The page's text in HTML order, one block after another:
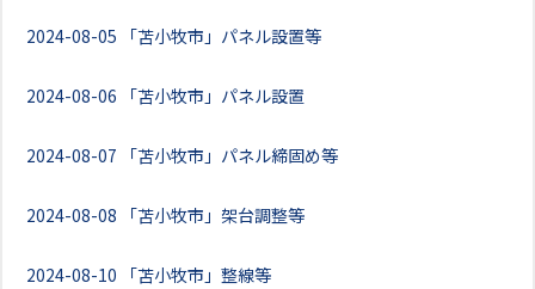
2024-08-05 「苫小牧市」パネル設置等
2024-08-06 「苫小牧市」パネル設置
2024-08-07 「苫小牧市」パネル締固め等
2024-08-08 「苫小牧市」架台調整等
2024-08-10 「苫小牧市」整線等